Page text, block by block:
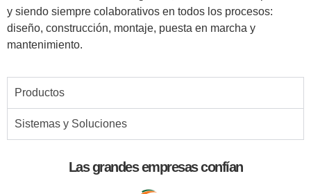
y siendo siempre colaborativos en todos los procesos:
diseño, construcción, montaje, puesta en marcha y
mantenimiento.
Productos
Sistemas y Soluciones
Las grandes empresas confían